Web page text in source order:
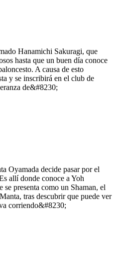
Hanamichi Sakuragi, que
hasta que un buen día conoce
A causa de esto
y se inscribirá en el club de
de&#8230;
Oyamada decide pasar por el
allí donde conoce a Yoh
se presenta como un Shaman, el
tras descubrir que puede ver
corriendo&#8230;